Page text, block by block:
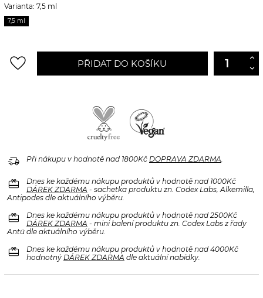
Varianta: 7,5 ml
7,5 ml
favorite_border PŘIDAT DO KOŠÍKU
delivery_truck_speed Při nákupu v hodnotě nad 1800Kč DOPRAVA ZDARMA
redeem
Dnes ke každému nákupu produktů v hodnotě nad 1000Kč
DÁREK ZDARMA - sachetka produktu zn. Codex Labs, Alkemilla,
Antipodes dle aktuálního výběru.
redeem
Dnes ke každému nákupu produktů v hodnotě nad 2500Kč
DÁREK ZDARMA - mini balení produktu zn. Codex Labs z řady
Antü dle aktuálního výběru.
redeem
Dnes ke každému nákupu produktů v hodnotě nad 4000Kč
hodnotný DÁREK ZDARMA dle aktuální nabídky.